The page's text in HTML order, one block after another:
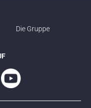
Die Gruppe